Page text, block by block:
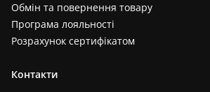
Обмін та повернення товару
Програма лояльності
Розрахунок сертифікатом
Контакти